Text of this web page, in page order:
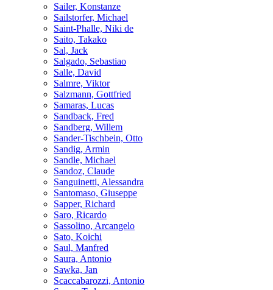
Sailer, Konstanze
Sailstorfer, Michael
Saint-Phalle, Niki de
Saito, Takako
Sal, Jack
Salgado, Sebastiao
Salle, David
Salmre, Viktor
Salzmann, Gottfried
Samaras, Lucas
Sandback, Fred
Sandberg, Willem
Sander-Tischbein, Otto
Sandig, Armin
Sandle, Michael
Sandoz, Claude
Sanguinetti, Alessandra
Santomaso, Giuseppe
Sapper, Richard
Saro, Ricardo
Sassolino, Arcangelo
Sato, Koichi
Saul, Manfred
Saura, Antonio
Sawka, Jan
Scaccabarozzi, Antonio